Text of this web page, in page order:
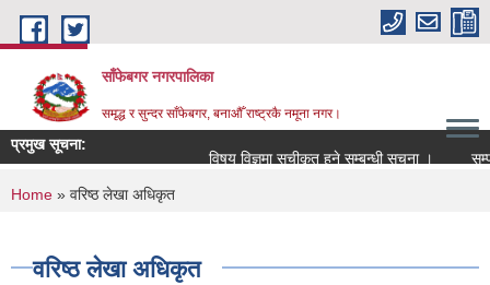
Skip to main content
साँफेबगर नगरपालिका
समृद्ध र सुन्दर साँफेबगर, बनाऔँ राष्ट्रकै नमूना नगर।
प्रमुख सूचना:
विषय विज्ञमा सुचीकृत हुने सम्बन्धी सूचना ।
You are here
Home » वरिष्ठ लेखा अधिकृत
वरिष्ठ लेखा अधिकृत